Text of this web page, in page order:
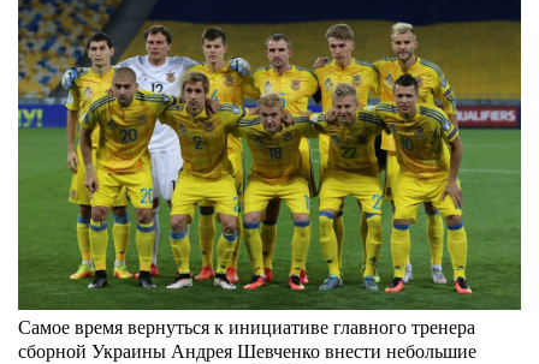
Самое время вернуться к инициативе главного тренера
сборной Украины Андрея Шевченко внести небольшие